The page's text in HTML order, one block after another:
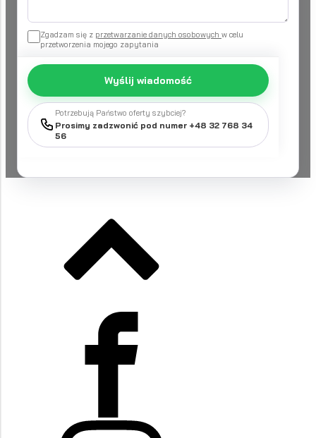
Zgadzam się z przetwarzanie danych osobowych w celu
przetworzenia mojego zapytania
Wyślij wiadomość
Potrzebują Państwo oferty szybciej?
Prosimy zadzwonić pod numer +48 32 768 34
56